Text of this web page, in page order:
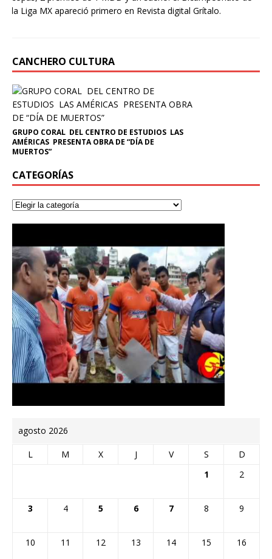
la Liga MX apareció primero en Revista digital Grítalo.
CANCHERO CULTURA
GRUPO CORAL DEL CENTRO DE ESTUDIOS LAS
AMÉRICAS PRESENTA OBRA DE “DÍA DE
MUERTOS”
CATEGORÍAS
agosto 2026
L M X J V S
D
1
2
3 4 5 6 7 8 9
10 11 12 13 14 15 16